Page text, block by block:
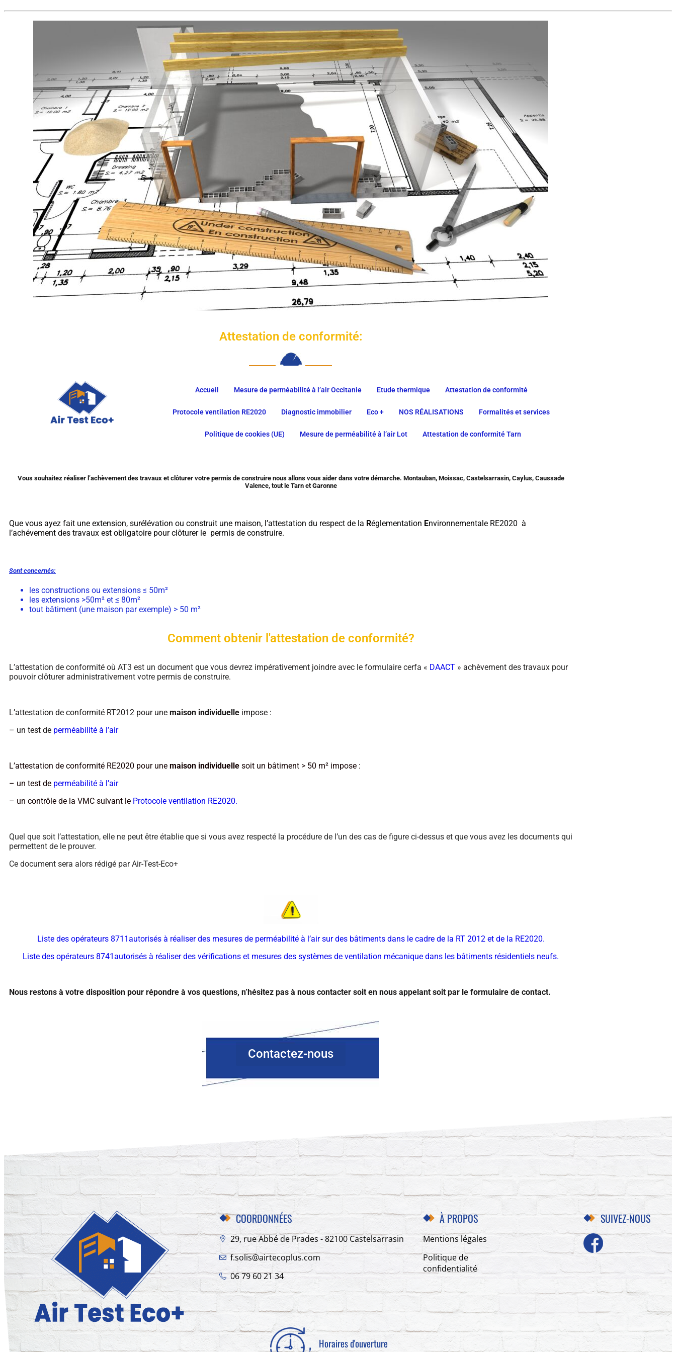
Attestation de conformité:
Accueil Mesure de perméabilité à l’air Occitanie Etude thermique Attestation de conformité
Protocole ventilation RE2020 Diagnostic immobilier Eco + NOS RÉALISATIONS Formalités et services
Politique de cookies (UE) Mesure de perméabilité à l’air Lot Attestation de conformité Tarn
Vous souhaitez réaliser l’achèvement des travaux et clôturer votre permis de construire nous allons vous aider dans votre démarche. Montauban, Moissac, Castelsarrasin, Caylus, Caussade
Valence, tout le Tarn et Garonne
Que vous ayez fait une extension, surélévation ou construit une maison, l’attestation du respect de la Réglementation Environnementale RE2020 à
l’achévement des travaux est obligatoire pour clôturer le permis de construire.
Sont concernés:
les constructions ou extensions ≤ 50m²
les extensions >50m² et ≤ 80m²
tout bâtiment (une maison par exemple) > 50 m²
Comment obtenir l'attestation de conformité?
L’attestation de conformité où AT3 est un document que vous devrez impérativement joindre avec le formulaire cerfa « DAACT » achèvement des travaux pour
pouvoir clôturer administrativement votre permis de construire.
L’attestation de conformité RT2012 pour une maison individuelle impose :
– un test de perméabilité à l’air
L’attestation de conformité RE2020 pour une maison individuelle soit un bâtiment > 50 m² impose :
– un test de perméabilité à l’air
– un contrôle de la VMC suivant le Protocole ventilation RE2020.
Quel que soit l’attestation, elle ne peut être établie que si vous avez respecté la procédure de l’un des cas de figure ci-dessus et que vous avez les documents qui
permettent de le prouver.
Ce document sera alors rédigé par Air-Test-Eco+
Liste des opérateurs 8711autorisés à réaliser des mesures de perméabilité à l’air sur des bâtiments dans le cadre de la RT 2012 et de la RE2020.
Liste des opérateurs 8741autorisés à réaliser des vérifications et mesures des systèmes de ventilation mécanique dans les bâtiments résidentiels neufs.
Nous restons à votre disposition pour répondre à vos questions, n’hésitez pas à nous contacter soit en nous appelant soit par le formulaire de contact.
Contactez-nous
COORDONNÉES
29, rue Abbé de Prades - 82100 Castelsarrasin
f.solis@airtecoplus.com
06 79 60 21 34
À PROPOS
Mentions légales
Politique de
confidentialité
SUIVEZ-NOUS
Horaires d'ouverture